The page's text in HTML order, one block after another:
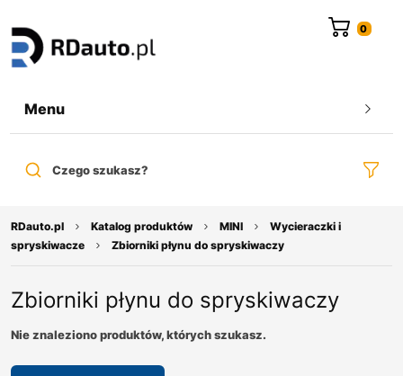
Menu
Czego szukasz?
RDauto.pl Katalog produktów MINI
Wycieraczki i
spryskiwacze
Zbiorniki płynu do spryskiwaczy
Zbiorniki płynu do spryskiwaczy
Nie znaleziono produktów, których szukasz.